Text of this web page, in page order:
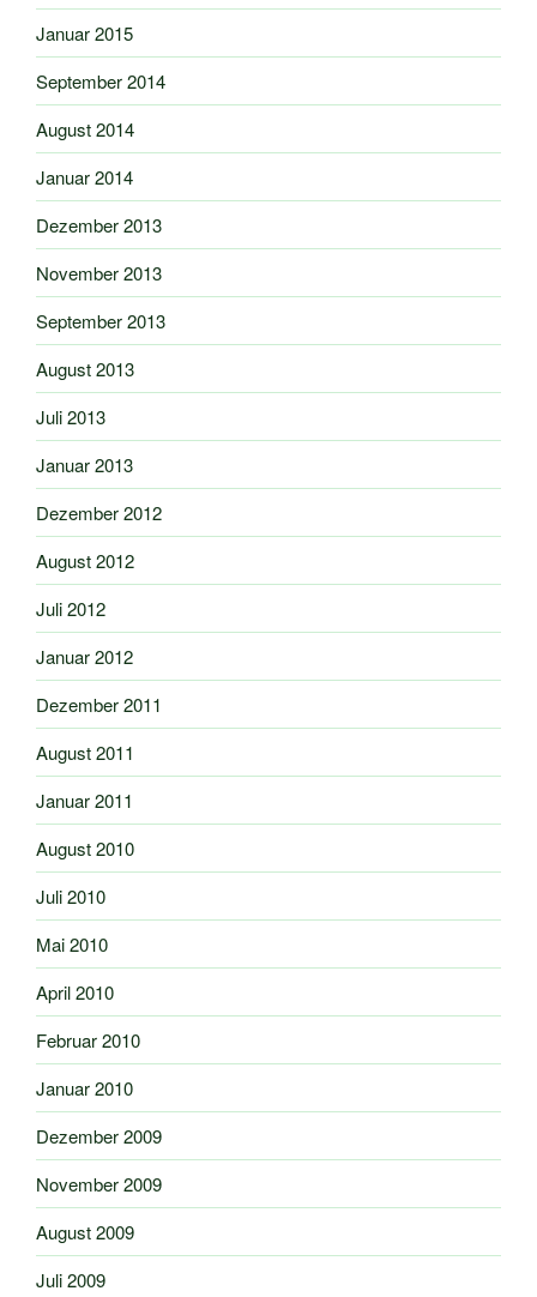
Januar 2015
September 2014
August 2014
Januar 2014
Dezember 2013
November 2013
September 2013
August 2013
Juli 2013
Januar 2013
Dezember 2012
August 2012
Juli 2012
Januar 2012
Dezember 2011
August 2011
Januar 2011
August 2010
Juli 2010
Mai 2010
April 2010
Februar 2010
Januar 2010
Dezember 2009
November 2009
August 2009
Juli 2009